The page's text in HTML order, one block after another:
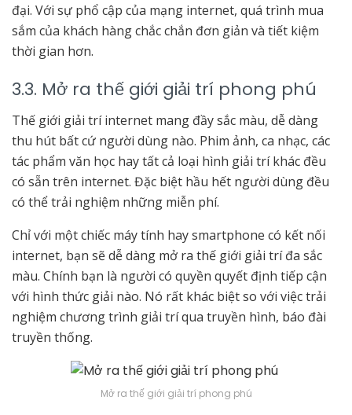
đại. Với sự phổ cập của mạng internet, quá trình mua
sắm của khách hàng chắc chắn đơn giản và tiết kiệm
thời gian hơn.
3.3. Mở ra thế giới giải trí phong phú
Thế giới giải trí internet mang đầy sắc màu, dễ dàng
thu hút bất cứ người dùng nào. Phim ảnh, ca nhạc, các
tác phẩm văn học hay tất cả loại hình giải trí khác đều
có sẵn trên internet. Đặc biệt hầu hết người dùng đều
có thể trải nghiệm những miễn phí.
Chỉ với một chiếc máy tính hay smartphone có kết nối
internet, bạn sẽ dễ dàng mở ra thế giới giải trí đa sắc
màu. Chính bạn là người có quyền quyết định tiếp cận
với hình thức giải nào. Nó rất khác biệt so với việc trải
nghiệm chương trình giải trí qua truyền hình, báo đài
truyền thống.
Mở ra thế giới giải trí phong phú